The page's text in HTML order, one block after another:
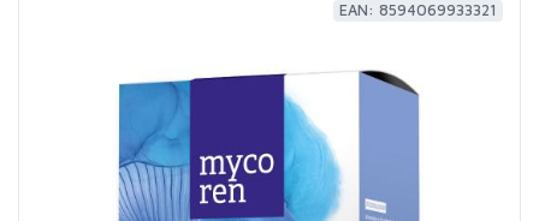
EAN: 8594069933321